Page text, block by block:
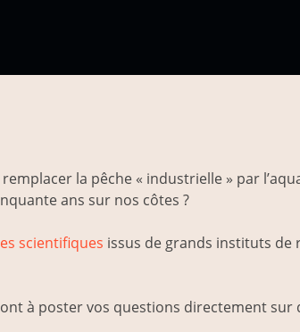
la pêche « industrielle » par
ans sur nos côtes ?
scientifiques issus de grands instituts de
à poster vos questions directement sur